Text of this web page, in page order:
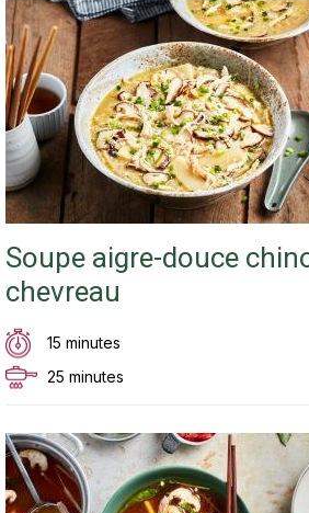
Soupe aigre-douce
chevreau
15 minutes
25 minutes